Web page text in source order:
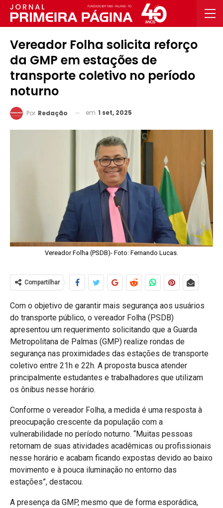
Vereador Folha solicita reforço
da GMP em estações de
transporte coletivo no período
noturno
Por Redação em 1 set, 2025
Vereador Folha (PSDB)- Foto: Fernando Lucas.
Compartilhar
Com o objetivo de garantir mais segurança aos usuários
do transporte público, o vereador Folha (PSDB)
apresentou um requerimento solicitando que a Guarda
Metropolitana de Palmas (GMP) realize rondas de
segurança nas proximidades das estações de transporte
coletivo entre 21h e 22h. A proposta busca atender
principalmente estudantes e trabalhadores que utilizam
os ônibus nesse horário.
Conforme o vereador Folha, a medida é uma resposta à
preocupação crescente da população com a
vulnerabilidade no período noturno. “Muitas pessoas
retornam de suas atividades acadêmicas ou profissionais
nesse horário e acabam ficando expostas devido ao baixo
movimento e à pouca iluminação no entorno das
estações”, destacou.
A presença da GMP, mesmo que de forma esporádica,